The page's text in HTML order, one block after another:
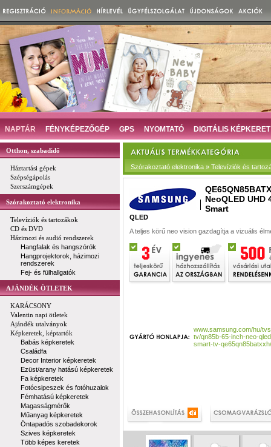
NAPTÁR FÉNYKÉPEZŐGÉP GPS NYOMTATÓ DIGITÁLIS KÉPKERET
Otthon, szabadidő
Háztartási gépek
Szépségápolás
Szerszámgépek
Szórakoztató elektronika
Televíziók és tartozákok
CD és DVD
Házimozi és audió rendszerek
Hangfalak és hangszórók
Hangprojektorok, házimozi
rendszerek
Fej- és fülhallgatók
AJÁNDÉK ÖTLETEK
KARÁCSONY
Valentin napi ötletek
Ajándék utalványok
Képkeretek, képtartók
Babás képkeretek
Családfa
Decor Interior képkeretek
Ezüst/arany hatású képkeretek
Fa képkeretek
Fotócsipeszek és fotóhuzalok
Fémhatású képkeretek
Magasságmérők
Műanyag képkeretek
Öntapadós szobadekorok
Szives képkeretek
Több képes keretek
Szórakoztató elektronika » Televíziók és
NeoQLED UHD
Smart
QLED
A teljes körű neo vision gazdagítja a vizuális
www.samsung.com/hu/
tv/qn85b-65-inch-neo-
smart-tv-qe65qn85batxxh/